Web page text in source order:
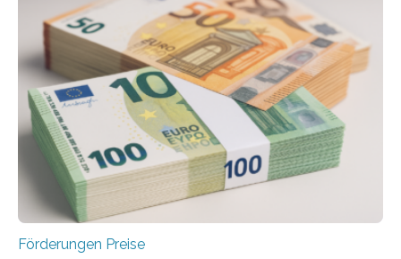
Förderungen Preise